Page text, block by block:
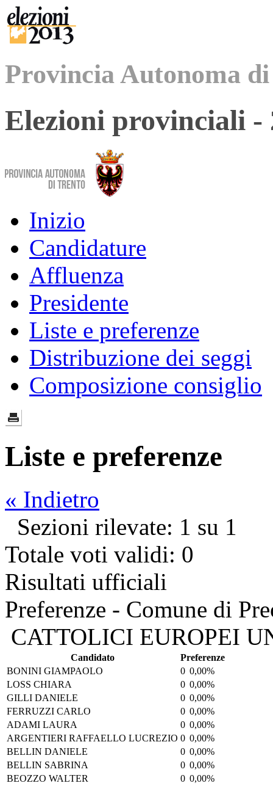
Provincia Autonoma
Elezioni provinciali -
Inizio
Candidature
Affluenza
Presidente
Liste e preferenze
Distribuzione dei seggi
Composizione consiglio
Liste e preferenze
« Indietro
Sezioni rilevate: 1 su 1
Totale voti validi: 0
Risultati ufficiali
Preferenze - Comune di
CATTOLICI EUROPEI
Candidato
Preferenze
BONINI GIAMPAOLO
0 0,00%
LOSS CHIARA
0 0,00%
GILLI DANIELE
0 0,00%
FERRUZZI CARLO
0 0,00%
ADAMI LAURA
0 0,00%
ARGENTIERI RAFFAELLO LUCREZIO 0 0,00%
BELLIN DANIELE
0 0,00%
BELLIN SABRINA
0 0,00%
BEOZZO WALTER
0 0,00%